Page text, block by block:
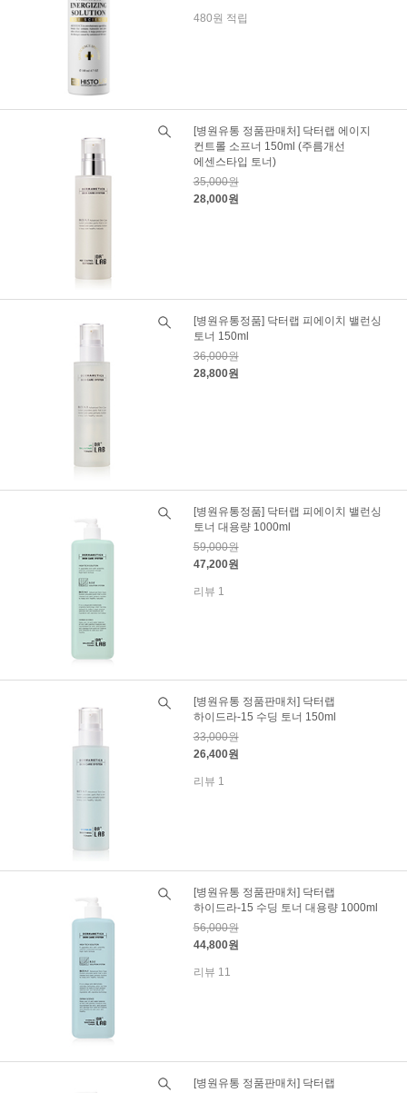
480원 적립
[병원유통 정품판매처] 닥터랩 에이지
컨트롤 소프너 150ml (주름개선
에센스타입 토너)
35,000원
28,000원
[병원유통정품] 닥터랩 피에이치 밸런싱
토너 150ml
36,000원
28,800원
[병원유통정품] 닥터랩 피에이치 밸런싱
토너 대용량 1000ml
59,000원
47,200원
리뷰 1
[병원유통 정품판매처] 닥터랩
하이드라-15 수딩 토너 150ml
33,000원
26,400원
리뷰 1
[병원유통 정품판매처] 닥터랩
하이드라-15 수딩 토너 대용량 1000ml
56,000원
44,800원
리뷰 11
[병원유통 정품판매처] 닥터랩